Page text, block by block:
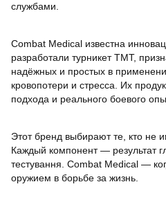
службами.
Combat Medical известна
разработали турникет TMT,
надёжных и простых в
кровопотери и стресса. Их
подхода и реального боевого
Этот бренд выбирают те, кто не
Каждый компонент — результат
тестування. Combat Medical —
оружием в борьбе за жизнь.